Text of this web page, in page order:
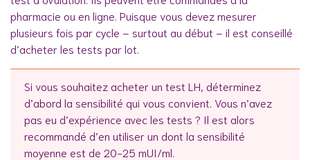
pharmacie ou en ligne. Puisque vous devez mesurer
plusieurs fois par cycle – surtout au début – il est conseillé
d’acheter les tests par lot.
Si vous souhaitez acheter un test LH, déterminez
d’abord la sensibilité qui vous convient. Vous n’avez
pas eu d’expérience avec les tests ? Il est alors
recommandé d’en utiliser un dont la sensibilité
moyenne est de 20-25 mUI/ml.